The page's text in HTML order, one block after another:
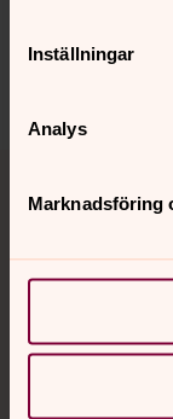
Inställningar
Analys
Marknadsföring
Kontakt